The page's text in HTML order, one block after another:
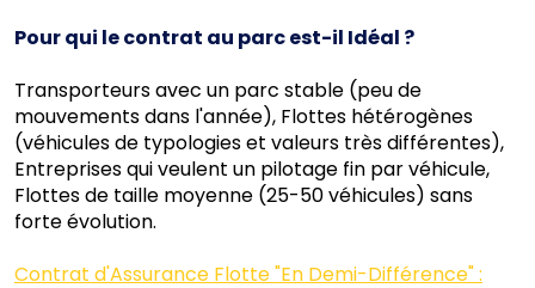
Pour qui le contrat au parc est-il Idéal ?
Transporteurs avec un parc stable (peu de
mouvements dans l'année), Flottes hétérogènes
(véhicules de typologies et valeurs très différentes),
Entreprises qui veulent un pilotage fin par véhicule,
Flottes de taille moyenne (25-50 véhicules) sans
forte évolution.
Contrat d'Assurance Flotte "En Demi-Différence" :